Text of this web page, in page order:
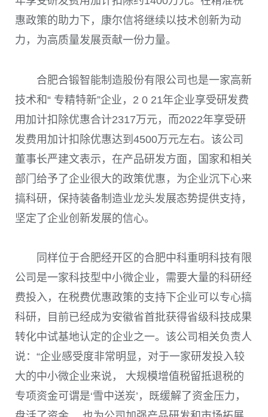
惠政策的助力下，康尔信将继续以技术创新为动
力，为高质量发展贡献一份力量。
合肥合锻智能制造股份有限公司也是一家高新
技术和“ 专精特新”企业， 2 0 21年企业享受研发费
用加计扣除优惠合计2317万元，而2022年享受研
发费用加计扣除优惠达到 4500万元左右。该公司
董事长严建文表示，在产品研发方面，国家和相关
部门给予了企业很大的政策优惠，为企业沉下心来
搞科研，保持装备制造业龙头发展态势提供支持，
坚定了企业创新发展的信心。
同样位于合肥经开区的合肥中科重明科技有限
公司是一家科技型中小微企业，需要大量的科研经
费投入，在税费优惠政策的支持下企业可以专心搞
科研，目前已经成为安徽省首批获得省级科技成果
转化中试基地认定的企业之一。该公司相关负责人
说：“企业感受度非常明显，对于一家研发投入较
大的中小微企业来说， 大规模增值税留抵退税的
专项资金可谓是‘雪中送炭’，既缓解了资金压力，